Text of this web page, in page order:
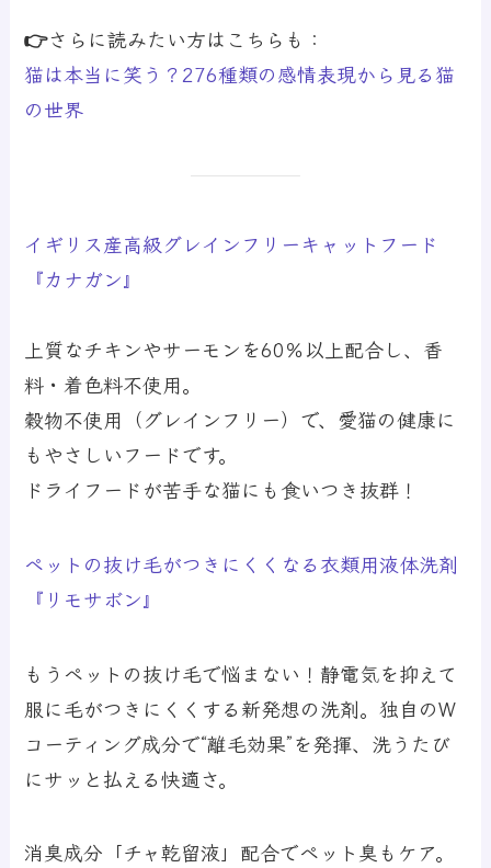
👉さらに読みたい方はこちらも：
猫は本当に笑う？276種類の感情表現から見る猫
の世界
イギリス産高級グレインフリーキャットフード
『カナガン』
上質なチキンやサーモンを60％以上配合し、香
料・着色料不使用。
穀物不使用（グレインフリー）で、愛猫の健康に
もやさしいフードです。
ドライフードが苦手な猫にも食いつき抜群！
ペットの抜け毛がつきにくくなる衣類用液体洗剤
『リモサボン』
もうペットの抜け毛で悩まない！静電気を抑えて
服に毛がつきにくくする新発想の洗剤。独自のW
コーティング成分で“離毛効果”を発揮、洗うたび
にサッと払える快適さ。
消臭成分「チャ乾留液」配合でペット臭もケア。